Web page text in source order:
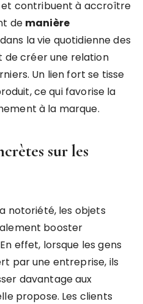
et contribuent à accroître
de manière
la vie quotidienne des
créer une relation
Un lien fort se tisse
ce qui favorise la
à la marque.
sur les
notoriété, les objets
booster
effet, lorsque les gens
par une entreprise, ils
davantage aux
propose. Les clients